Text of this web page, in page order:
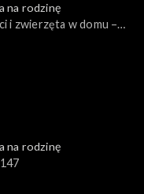
na rodzinę
i zwierzęta w domu –
na rodzinę